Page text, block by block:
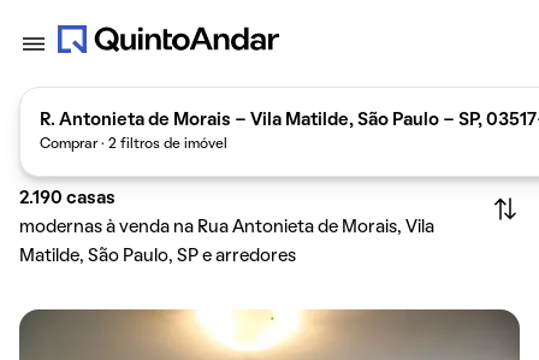
R. Antonieta de Morais - Vila Matilde, São Paulo - SP,
Comprar · 2 filtros de imóvel
2.190 casas
modernas à venda na Rua Antonieta de Morais, Vila
Matilde, São Paulo, SP e arredores